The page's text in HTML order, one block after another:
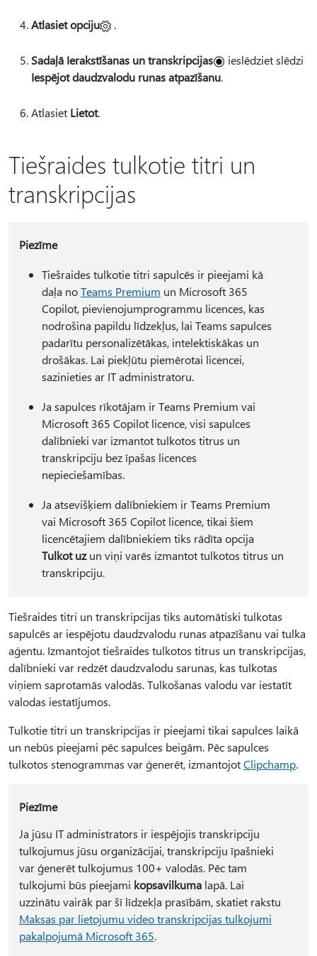
Atlasiet opciju .
Sadaļā Ierakstīšanas un transkripcijas
ieslēdziet slēdzi
Iespējot daudzvalodu runas atpazīšanu.
Atlasiet Lietot.
Tiešraides tulkotie titri un
transkripcijas
Piezīme
Tiešraides tulkotie titri sapulcēs ir pieejami kā
daļa noTeams Premium un Microsoft 365
Copilot, pievienojumprogrammu licences, kas
nodrošina papildu līdzekļus, lai Teams sapulces
padarītu personalizētākas, intelektiskākas un
drošākas. Lai piekļūtu piemērotai licencei,
sazinieties ar IT administratoru.
Ja sapulces rīkotājam ir Teams Premium vai
Microsoft 365 Copilot licence, visi sapulces
dalībnieki var izmantot tulkotos titrus un
transkripciju bez īpašas licences
nepieciešamības.
Ja atsevišķiem dalībniekiem ir Teams Premium
vai Microsoft 365 Copilot licence, tikai šiem
licencētajiem dalībniekiem tiks rādīta opcija
Tulkot uzun viņi varēs izmantot tulkotos titrus un
transkripciju.
Tiešraides titri un transkripcijas tiks automātiski tulkotas
sapulcēs ar iespējotu daudzvalodu runas atpazīšanu vai tulka
aģentu. Izmantojot tiešraides tulkotos titrus un transkripcijas,
dalībnieki var redzēt daudzvalodu sarunas, kas tulkotas
viņiem saprotamās valodās. Tulkošanas valodu var iestatīt
valodas iestatījumos.
Tulkotie titri un transkripcijas ir pieejami tikai sapulces laikā
un nebūs pieejami pēc sapulces beigām. Pēc sapulces
tulkotos stenogrammas var ģenerēt, izmantojotClipchamp.
Piezīme
Ja jūsu IT administrators ir iespējojis transkripciju
tulkojumus jūsu organizācijai, transkripciju īpašnieki
var ģenerēt tulkojumus 100+ valodās. Pēc tam
tulkojumi būs pieejami kopsavilkumalapā. Lai
uzzinātu vairāk par šī līdzekļa prasībām, skatiet rakstu
Maksas par lietojumu video transkripcijas tulkojumi
pakalpojumā Microsoft 365.